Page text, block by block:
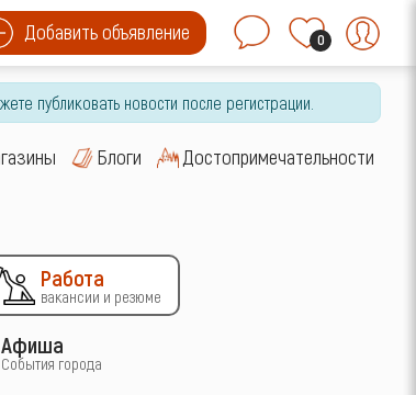
Добавить объявление 0
публиковать новости после регистрации.
Блоги Достопримечательности
Работа
вакансии и резюме
Афиша
События города